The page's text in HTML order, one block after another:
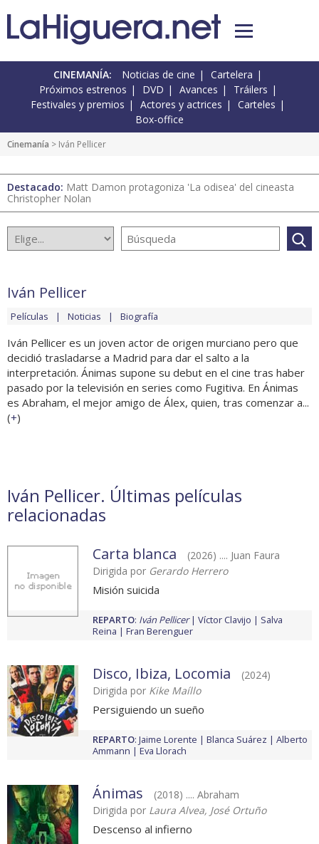
CINEMANÍA: Noticias de cine
Cartelera
Próximos estrenos
DVD Avances
Tráilers
Festivales y premios
Actores y actrices
Carteles
Box-office
Cinemanía > Iván Pellicer
Destacado: Matt Damon protagoniza 'La odisea' del cineasta
Christopher Nolan
Iván Pellicer
Películas Noticias Biografía
Iván Pellicer es un joven actor de origen murciano pero que
decidió trasladarse a Madrid para dar el salto a la
interpretación. Ánimas supone su debut en el cine tras haber
pasado por la televisión en series como Fugitiva. En Ánimas
es Abraham, el mejor amigo de Álex, quien, tras comenzar a...
(+)
Iván Pellicer. Últimas películas
relacionadas
Carta blanca
(2026) .... Juan Faura
Dirigida por Gerardo Herrero
Misión suicida
REPARTO: Iván Pellicer Víctor Clavijo
Salva
Reina
Fran Berenguer
Disco, Ibiza, Locomia
(2024)
Dirigida por Kike Maíllo
Persiguiendo un sueño
REPARTO: Jaime Lorente Blanca Suárez
Alberto
Ammann
Eva Llorach
Ánimas
(2018) .... Abraham
Dirigida por Laura Alvea, José Ortuño
Descenso al infierno